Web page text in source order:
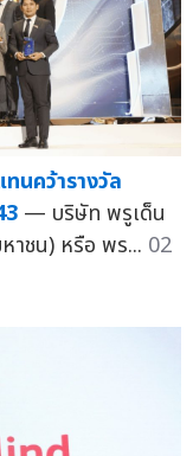
นคว้ารางวัล
— บริษัท พรูเด็น
าชน) หรือ พร... 02